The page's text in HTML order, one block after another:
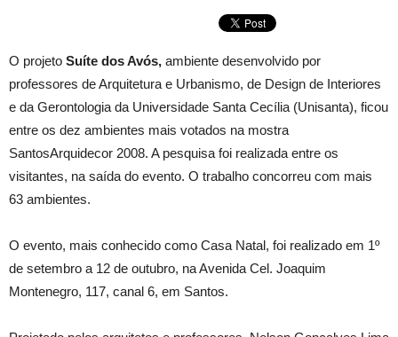
O projeto Suíte dos Avós, ambiente desenvolvido por
professores de Arquitetura e Urbanismo, de Design de Interiores
e da Gerontologia da Universidade Santa Cecília (Unisanta), ficou
entre os dez ambientes mais votados na mostra
SantosArquidecor 2008. A pesquisa foi realizada entre os
visitantes, na saída do evento. O trabalho concorreu com mais
63 ambientes.
O evento, mais conhecido como Casa Natal, foi realizado em 1º
de setembro a 12 de outubro, na Avenida Cel. Joaquim
Montenegro, 117, canal 6, em Santos.